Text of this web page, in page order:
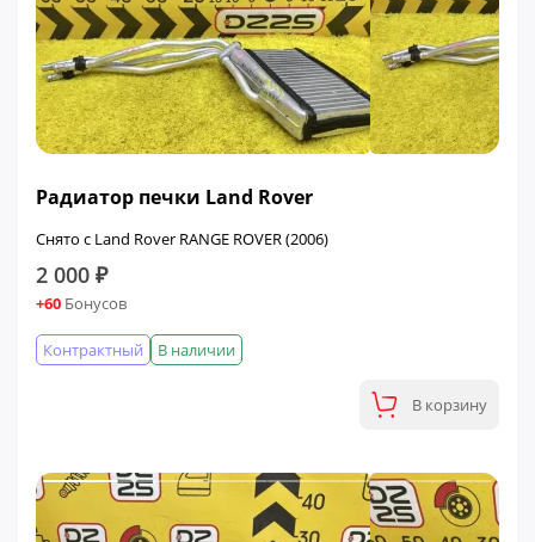
Радиатор печки Land Rover
Снято с Land Rover RANGE ROVER (2006)
2 000 ₽
+60 Бонусов
В наличии
Контрактный
В корзину